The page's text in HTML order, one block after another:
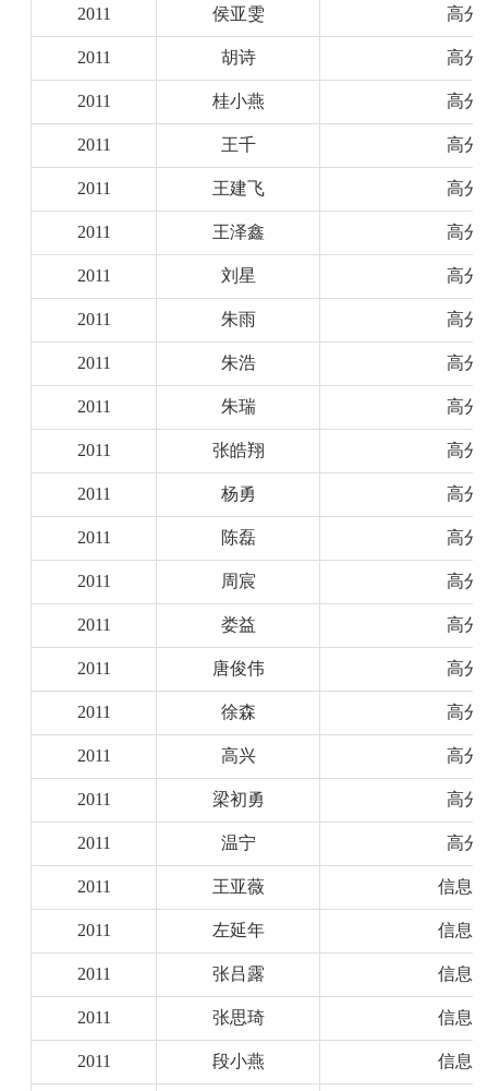
2011 侯亚雯 高分
2011 胡诗 高分
2011 桂小燕 高分
2011 王千 高分
2011 王建飞 高分
2011 王泽鑫 高分
2011 刘星 高分
2011 朱雨 高分
2011 朱浩 高分
2011 朱瑞 高分
2011 张皓翔 高分
2011 杨勇 高分
2011 陈磊 高分
2011 周宸 高分
2011 娄益 高分
2011 唐俊伟 高分
2011 徐森 高分
2011 高兴 高分
2011 梁初勇 高分
2011 温宁 高分
2011 王亚薇 信息
2011 左延年 信息
2011 张吕露 信息
2011 张思琦 信息
2011 段小燕 信息